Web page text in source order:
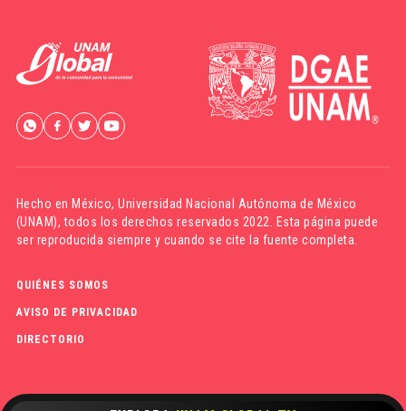
Hecho en México,Universidad Nacional Autónoma de México
(UNAM), todos los derechos reservados 2022. Esta página puede
ser reproducida siempre y cuando se cite la fuente completa.
QUIÉNES SOMOS
AVISO DE PRIVACIDAD
DIRECTORIO